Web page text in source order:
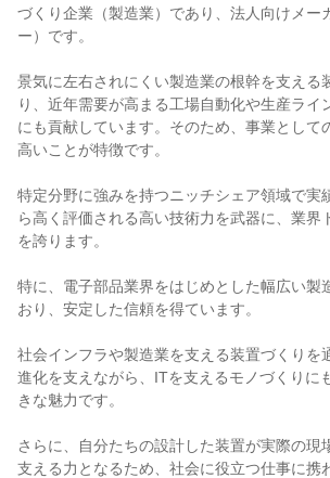
づくり企業（製造業）であり、法人向けメー
ー）です。
景気に左右されにくい製造業の根幹を支える
り、近年需要が高まる工場自動化や生産ライ
にも貢献しています。そのため、事業として
高いことが特徴です。
特定分野に強みを持つニッチシェア領域で実
ら高く評価される高い技術力を武器に、業界
を誇ります。
特に、電子部品業界をはじめとした幅広い製
おり、安定した信頼を得ています。
社会インフラや製造業を支える装置づくりを
進化を支えながら、ITを支えるモノづくりに
きな魅力です。
さらに、自分たちの設計した装置が実際の現
支える力となるため、社会に役立つ仕事に携